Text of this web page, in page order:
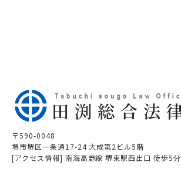
〒590-0048
堺市堺区一条通17-24 大成第2ビル5階
[アクセス情報] 南海高野線 堺東駅西出口 徒歩5分